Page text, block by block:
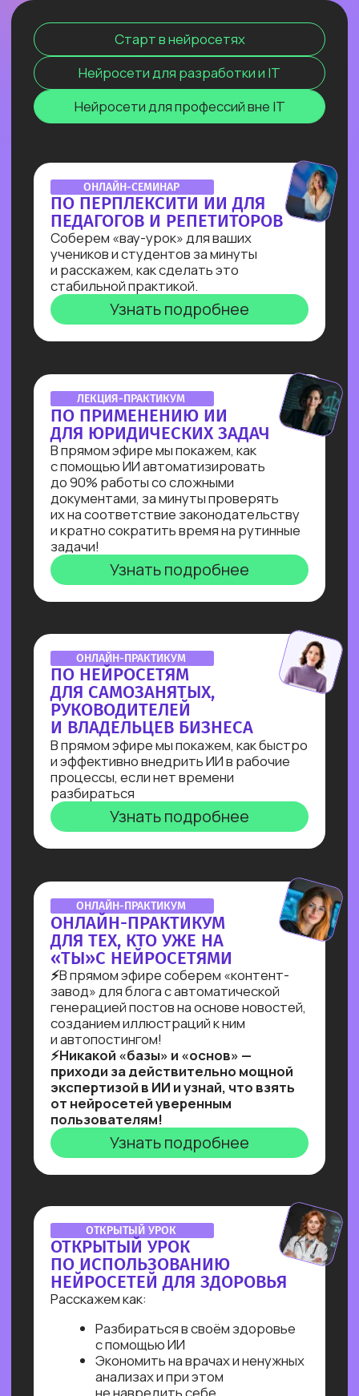
экспертом, способным создавать
интеллектуальные продукты, которые
меняют правила игры и приносят
реальную прибыль.
ОТКРЫТЫЙ УРОК
Покажем, как развернуть модель
deepseek R1 прямо на своём
компьютере и не переживать
о безопасности данных, зависаниях
и плохом интернете
Узнать подробнее
ОNLINE-ПРАКТИКУМ
ПО СОЗДАНИЮ ИИ-АССИСТЕНТА
В прямом эфире Кирилл Пшинник
сделает реальную задачу промпт-
инженера: создаст
многофункционального ИИ-ассистента
Узнать подробнее
ОNLINE-ИНТЕНСИВ
СОЗДАЕМ ИИ-АССИСТЕНТА
ЗА 3 ДНЯ!
Ты создашь полноценного ИИ-
ассистента, интегрированного
в Telegram, на выбранную тобой тему
без единой строчки кода!
Узнать подробнее
ОТКРЫТАЯ ЛЕКЦИЯ
СВОЙ БИЗНЕС НА ИИ
на внедрении ИИ в бизнес. Получи
реальное видение рынка ИИ
от эксперта по нейросетям Зерокодер
Кирилла Пшинника!
Узнать подробнее
ВЕБИНАР-ОБЗОР
ПРОФЕССИЯ ПРОМПТ-
ИНЖЕНЕР: КАК ХАЙП
ПРОШЛОГО ГОДА
ПРЕВРАТИЛСЯ В САМУЮ
ВОСТРЕБОВАННУЮ
СПЕЦИАЛИЗАЦИЮ В 2025?
по промпт-инжинирингу, и мы готовы
поделиться самыми свежими данными
Узнать подробнее
ОNLINE-ПРАКТИКУМ
ПО СОЗДАНИЮ ИИ-
АДМИНИСТРАТОРА
Собираем многофункционального ИИ-
администратора для салона красоты
за 60 минут!
Ты увидишь, как и с помощью чего
реализовывать такие решения,
и узнаешь, как найти 10+ заказчиков
на них даже без опыта работы!
Узнать подробнее
Нейросети 28
IT-профессии 16
Для детей 8
Естественный интеллект 1